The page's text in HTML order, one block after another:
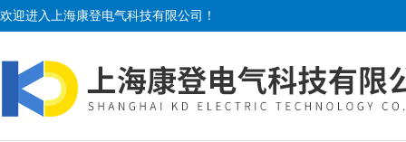
欢迎进入上海康登电气科技有限公司！